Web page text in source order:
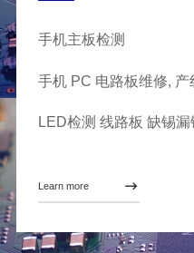
手机主板检测
手机 PC 电路板维修, 产
LED检测 线路板 缺锡漏
Learn more